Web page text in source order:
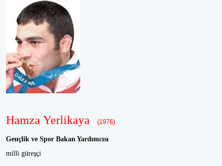
Hamza Yerlikaya (1976)
Gençlik ve Spor Bakan Yardımcısı
milli güreşçi